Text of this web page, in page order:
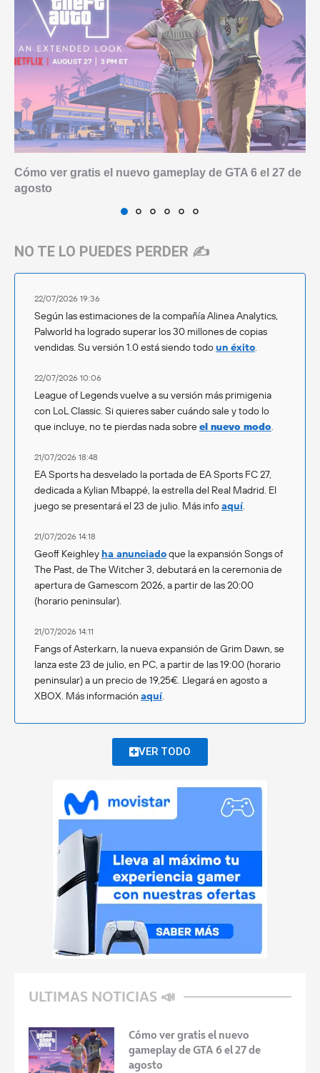
Cómo ver gratis el nuevo gameplay de GTA 6 el 27 de
agosto
NO TE LO PUEDES PERDER ✍️
22/07/2026 19:36
Según las estimaciones de la compañía Alinea Analytics,
Palworld ha logrado superar los 30 millones de copias
vendidas. Su versión 1.0 está siendo todoun éxito.
22/07/2026 10:06
League of Legends vuelve a su versión más primigenia
con LoL Classic. Si quieres saber cuándo sale y todo lo
que incluye, no te pierdas nada sobreel nuevo modo.
21/07/2026 18:48
EA Sports ha desvelado la portada de EA Sports FC 27,
dedicada a Kylian Mbappé, la estrella del Real Madrid. El
juego se presentará el 23 de julio. Más infoaquí.
21/07/2026 14:18
Geoff Keighley ha anunciadoque la expansión Songs of
The Past, de The Witcher 3, debutará en la ceremonia de
apertura de Gamescom 2026, a partir de las 20:00
(horario peninsular).
21/07/2026 14:11
Fangs of Asterkarn, la nueva expansión de Grim Dawn, se
lanza este 23 de julio, en PC, a partir de las 19:00 (horario
peninsular) a un precio de 19,25€. Llegará en agosto a
XBOX. Más información aquí.
VER TODO
ULTIMAS NOTICIAS 📣
Cómo ver gratis el nuevo
gameplay de GTA 6 el 27 de
agosto